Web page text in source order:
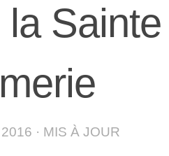
la
· MIS À JOUR